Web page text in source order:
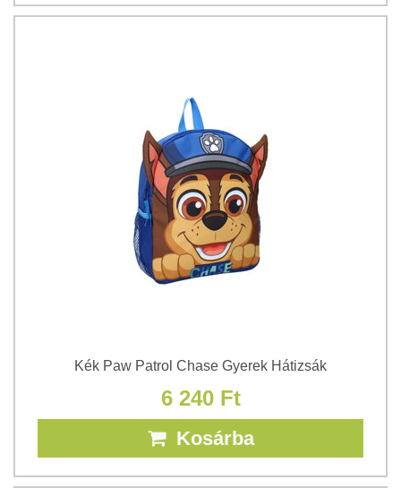
Kék Paw Patrol Chase Gyerek Hátizsák
6 240 Ft
Kosárba